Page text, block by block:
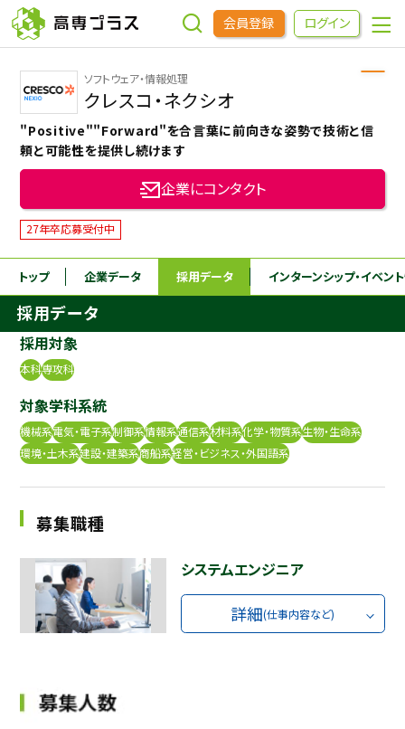
会員登録 ログイン
企業をさがす
進学先をさがす
インターンシップ・イベントをさがす
高専OBOGをさがす
高専プラスセミナー
高専生コミュニティ
本科5年生・専攻科2年生向け 採用継続中の企業特集
ソフトウェア・情報処理
クレスコ・ネクシオ
"Positive""Forward"を合言葉に前向きな姿勢で技術と信
頼と可能性を提供し続けます
企業にコンタクト
27年卒応募受付中
トップ 企業データ 採用データ インターンシップ・イベン
採用データ
採用対象
本科専攻科
対象学科系統
機械系電気・電子系制御系情報系通信系材料系化学・物質系生物・生命系
環境・土木系建設・建築系商船系経営・ビジネス・外国語系
募集職種
システムエンジニア
詳細(仕事内容など)